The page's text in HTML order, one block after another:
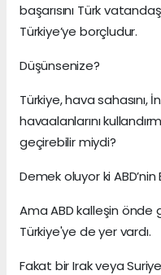
başarısını Türk
Türkiye’ye borçludur.
Düşünsenize?
Türkiye, hava sahasını,
havaalanlarını
geçirebilir miydi?
Demek oluyor ki
Ama ABD kalleşin önde
Türkiye'ye de yer vardı.
Fakat bir Irak veya